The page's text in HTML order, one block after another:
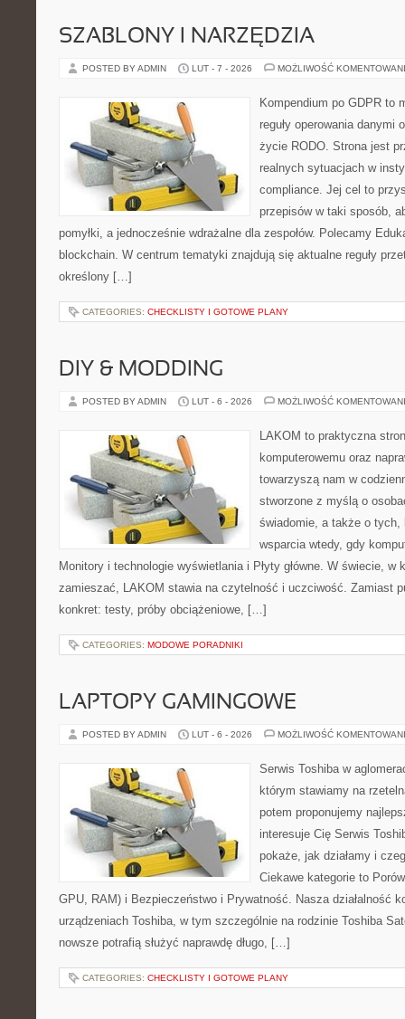
SZABLONY I NARZĘDZIA
POSTED BY ADMIN LUT - 7 - 2026 MOŻLIWOŚĆ
Kompendium po GDPR to
reguły operowania danymi
życie RODO. Strona jest
realnych sytuacjach w
compliance. Jej cel to
przepisów w taki sposób,
pomyłki, a jednocześnie wdrażalne dla zespołów. Polecamy
blockchain. W centrum tematyki znajdują się aktualne reguły
określony […]
CATEGORIES: CHECKLISTY I GOTOWE PLANY
DIY & MODDING
POSTED BY ADMIN LUT - 6 - 2026 MOŻLIWOŚĆ
LAKOM to praktyczna
komputerowemu oraz
towarzyszą nam w
stworzone z myślą o
świadomie, a także o tych,
wsparcia wtedy, gdy
Monitory i technologie wyświetlania i Płyty główne. W świecie, w
zamieszać, LAKOM stawia na czytelność i uczciwość. Zamiast
konkret: testy, próby obciążeniowe, […]
CATEGORIES: MODOWE PORADNIKI
LAPTOPY GAMINGOWE
POSTED BY ADMIN LUT - 6 - 2026 MOŻLIWOŚĆ
Serwis Toshiba w
którym stawiamy na
potem proponujemy
interesuje Cię Serwis
pokaże, jak działamy i
Ciekawe kategorie to
GPU, RAM) i Bezpieczeństwo i Prywatność. Nasza działalność
urządzeniach Toshiba, w tym szczególnie na rodzinie Toshiba
nowsze potrafią służyć naprawdę długo, […]
CATEGORIES: CHECKLISTY I GOTOWE PLANY